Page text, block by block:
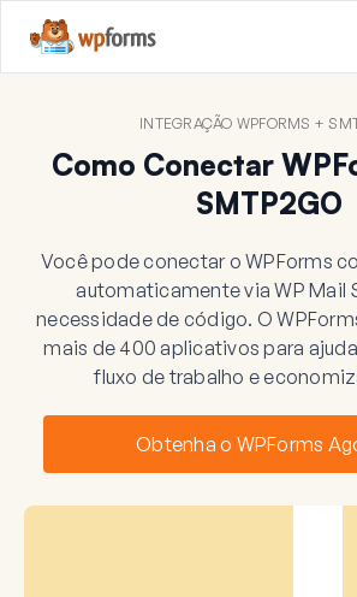
INTEGRAÇÃO WPFORMS +
Como Conectar
SMTP2GO
Você pode conectar o WPForms
automaticamente via WP Mail
necessidade de código. O
mais de 400 aplicativos para
fluxo de trabalho e
Obtenha o WPForms